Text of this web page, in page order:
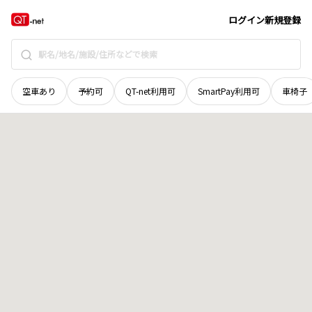
ログイン新規登録
空車あり 予約可 QT-net利用可 SmartPay利用可 車椅子
京都府